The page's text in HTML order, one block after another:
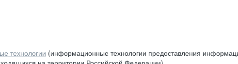
технологии (информационные технологии предоставления